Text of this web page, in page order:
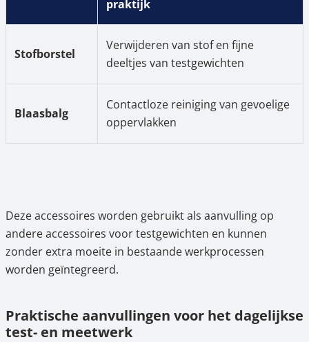
praktijk
Stofborstel
Verwijderen van stof en fijne
deeltjes van testgewichten
Blaasbalg
Contactloze reiniging van gevoelige
oppervlakken
Deze accessoires worden gebruikt als aanvulling op
andere accessoires voor testgewichten en kunnen
zonder extra moeite in bestaande werkprocessen
worden geïntegreerd.
Praktische aanvullingen voor het dagelijkse
test- en meetwerk